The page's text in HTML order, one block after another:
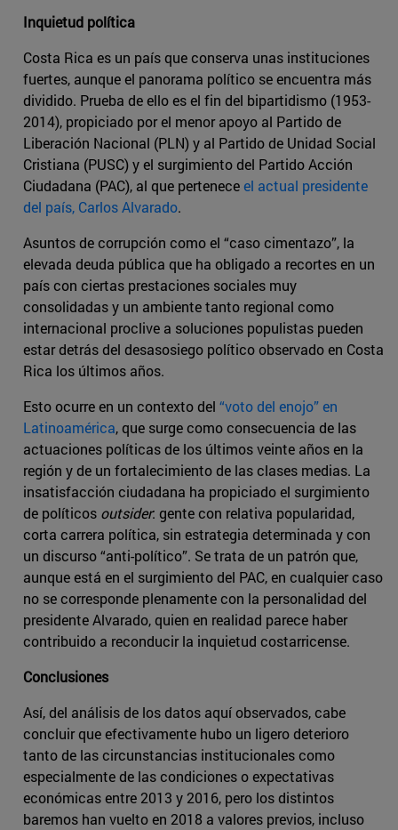
Inquietud política
Costa Rica es un país que conserva unas instituciones
fuertes, aunque el panorama político se encuentra más
dividido. Prueba de ello es el fin del bipartidismo (1953-
2014), propiciado por el menor apoyo al Partido de
Liberación Nacional (PLN) y al Partido de Unidad Social
Cristiana (PUSC) y el surgimiento del Partido Acción
Ciudadana (PAC), al que perteneceel actual presidente
del país, Carlos Alvarado.
Asuntos de corrupción como el “caso cimentazo”, la
elevada deuda pública que ha obligado a recortes en un
país con ciertas prestaciones sociales muy
consolidadas y un ambiente tanto regional como
internacional proclive a soluciones populistas pueden
estar detrás del desasosiego político observado en Costa
Rica los últimos años.
Esto ocurre en un contexto del “voto del enojo” en
Latinoamérica, que surge como consecuencia de las
actuaciones políticas de los últimos veinte años en la
región y de un fortalecimiento de las clases medias. La
insatisfacción ciudadana ha propiciado el surgimiento
de políticos outsider: gente con relativa popularidad,
corta carrera política, sin estrategia determinada y con
un discurso “anti-político”. Se trata de un patrón que,
aunque está en el surgimiento del PAC, en cualquier caso
no se corresponde plenamente con la personalidad del
presidente Alvarado, quien en realidad parece haber
contribuido a reconducir la inquietud costarricense.
Conclusiones
Así, del análisis de los datos aquí observados, cabe
concluir que efectivamente hubo un ligero deterioro
tanto de las circunstancias institucionales como
especialmente de las condiciones o expectativas
económicas entre 2013 y 2016, pero los distintos
baremos han vuelto en 2018 a valores previos, incluso